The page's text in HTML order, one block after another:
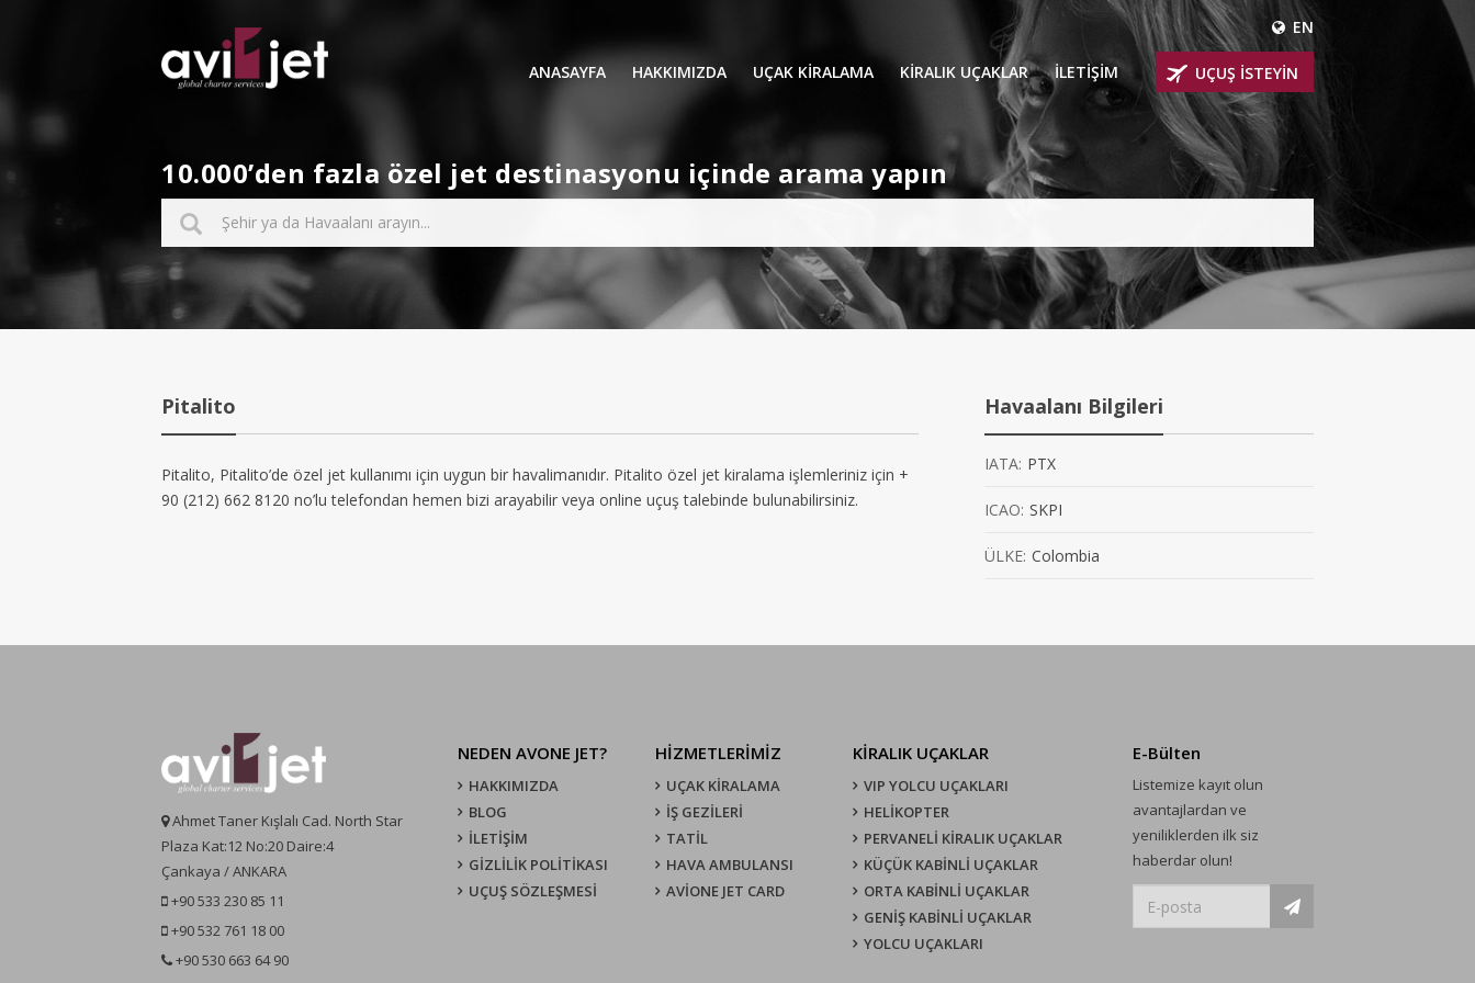
EN
ANASAYFA HAKKIMIZDA UÇAK KİRALAMA
İŞ GEZİLERİ TATİL
AVİONE JET CARD
KIRALIK UÇAKLAR
VIP YOLCU UÇAKLARI
HELİKOPTER
KÜÇÜK KABİNLİ UÇAKLAR
ORTA KABİNLİ UÇAKLAR
YOLCU UÇAKLARI
İLETİŞİM UÇUŞ İSTEYİN
10.000’den fazla özel jet destinasyonu içinde arama yapın
Pitalito
Pitalito, Pitalito’de özel jet kullanımı için uygun bir havalimanıdır. Pitalito özel jet kiralama işlemleriniz için +
90 (212) 662 8120 no’lu telefondan hemen bizi arayabilir veya online uçuş talebinde bulunabilirsiniz.
Havaalanı Bilgileri
IATA: PTX
ICAO: SKPI
ÜLKE: Colombia
Ahmet Taner Kışlalı Cad. North Star
Plaza Kat:12 No:20 Daire:4
Çankaya / ANKARA
+90 533 230 85 11
+90 532 761 18 00
+90 530 663 64 90
NEDEN AVONE JET?
HAKKIMIZDA
BLOG
İLETİŞİM
GİZLİLİK POLİTİKASI
UÇUŞ SÖZLEŞMESI
HİZMETLERİMİZ
UÇAK KIRALAMA
İŞ GEZİLERİ
TATİL
HAVA AMBULANSI
AVİONE JET CARD
KIRALIK UÇAKLAR
VIP YOLCU UÇAKLARI
HELİKOPTER
PERVANELİ KİRALIK UÇAKLAR
KÜÇÜK KABİNLİ UÇAKLAR
ORTA KABİNLİ UÇAKLAR
GENİŞ KABİNLİ UÇAKLAR
YOLCU UÇAKLARI
E-Bülten
Listemize kayıt olun
avantajlardan ve
yeniliklerden ilk siz
haberdar olun!